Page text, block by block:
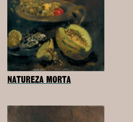
NATUREZA MORTA